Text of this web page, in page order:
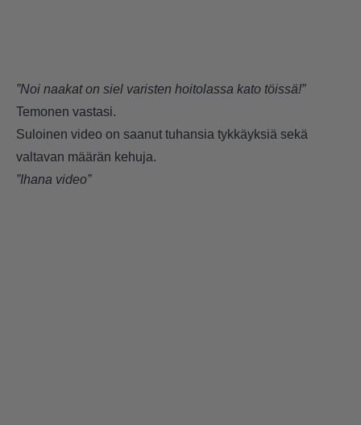
”Noi naakat on siel varisten hoitolassa kato töissä!”
Temonen vastasi.
Suloinen video on saanut tuhansia tykkäyksiä sekä
valtavan määrän kehuja.
”Ihana video”